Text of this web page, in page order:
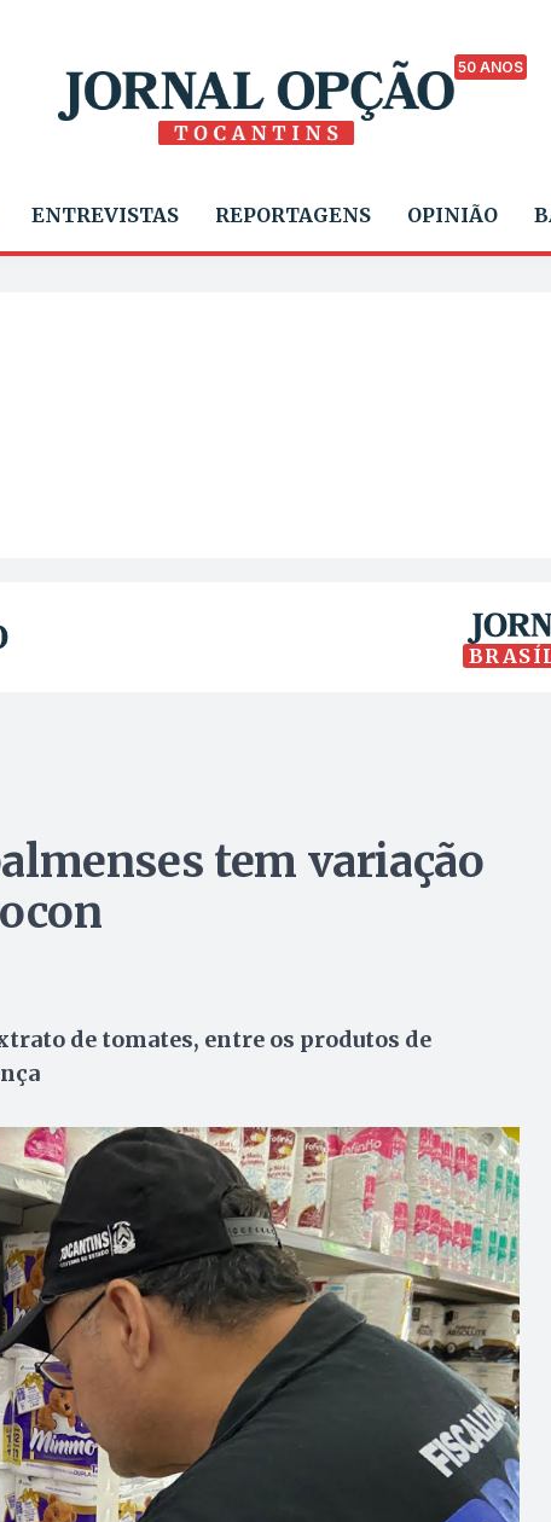
50 ANOS
ENTREVISTAS REPORTAGENS OPINIÃO
tem variação
de tomates, entre os produtos de